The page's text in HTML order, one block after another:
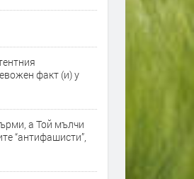
факт (и) у
а Той мълчи
“антифашисти”,